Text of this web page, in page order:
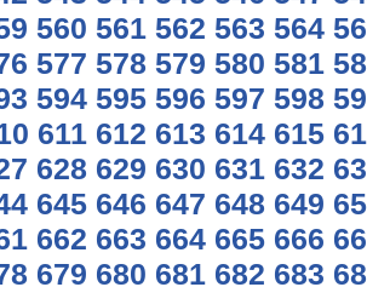
560 561 562 563 564
577 578 579 580 581
594 595 596 597 598
611 612 613 614 615
628 629 630 631 632
645 646 647 648 649
662 663 664 665 666
679 680 681 682 683